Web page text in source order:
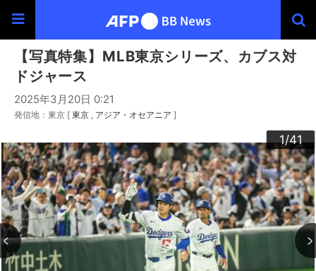
【写真特集】MLB東京シリーズ、カブス対
ドジャース
2025年3月20日 0:21
発信地：東京 [ 東京 アジア・オセアニア ]
1/41
2/41
3/41
4/41
5/41
6/41
7/41
8/41
9/41
10/41
11/41
12/41
13/41
14/41
15/41
16/41
17/41
18/41
19/41
20/41
21/41
22/41
23/41
24/41
25/41
26/41
27/41
28/41
29/41
30/41
31/41
32/41
33/41
34/41
35/41
36/41
37/41
38/41
39/41
40/41
41/41